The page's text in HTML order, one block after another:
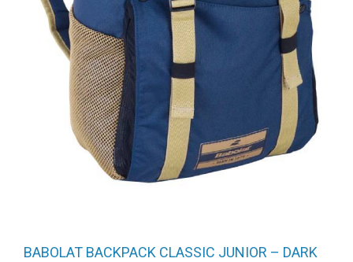
BABOLAT BACKPACK CLASSIC JUNIOR – DARK